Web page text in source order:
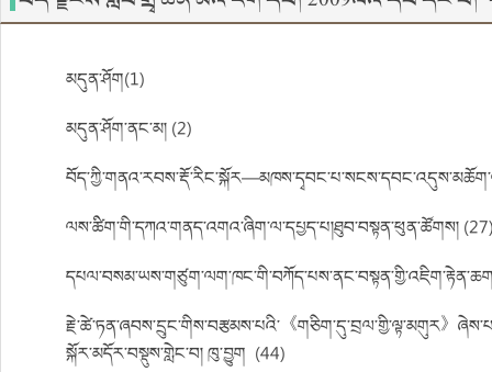
མདུན་ཤོག(1)
མདུན་ཤོག་ནང་མ། (2)
ལས་ཚིག་གི་དཀའ་གནད་འགའ་ཞིག་ལ་དཔྱད་པ།ཐུབ་བསྟན་ཕུན་ཚོགས།
རྗེ་ཚེ་ཏན་ཞབས་དྲུང་གིས་བརྩམས་པའི་《གཅིག་དུ་བྲལ་གྱི་ལྟ་མགུར》
སྐོར་མདོར་བསྡུས་གླེང་བ། ཁུ་བྱུག། (44)